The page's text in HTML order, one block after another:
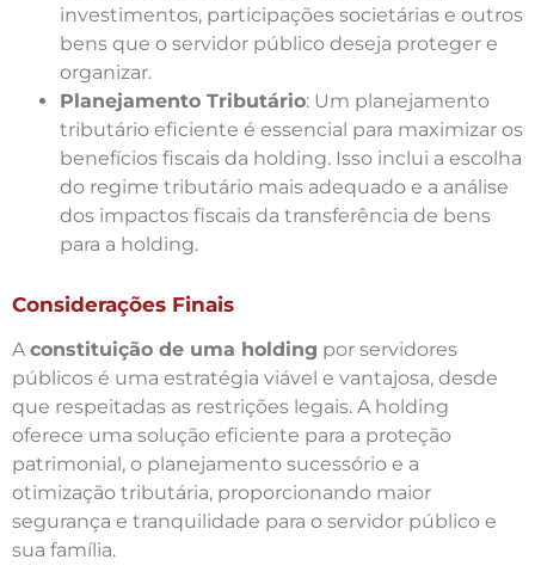
investimentos, participações societárias e outros
bens que o servidor público deseja proteger e
organizar.
Planejamento Tributário: Um planejamento
tributário eficiente é essencial para maximizar os
benefícios fiscais da holding. Isso inclui a escolha
do regime tributário mais adequado e a análise
dos impactos fiscais da transferência de bens
para a holding.
Considerações Finais
Aconstituição de uma holding por servidores
públicos é uma estratégia viável e vantajosa, desde
que respeitadas as restrições legais. A holding
oferece uma solução eficiente para a proteção
patrimonial, o planejamento sucessório e a
otimização tributária, proporcionando maior
segurança e tranquilidade para o servidor público e
sua família.